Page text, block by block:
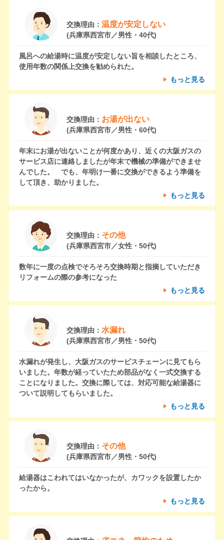
交換理由： 温度が安定しない
(兵庫県西宮市／男性・40代)
風呂への給湯時に温度が安定しない旨を相談したところ、
使用年数の関係上交換を勧められた。
もっと見る
交換理由： お湯が出ない
(兵庫県西宮市／男性・60代)
年末にお湯が出ないことが何度かあり、近くの大阪ガスの
サービス店に連絡しましたが年末で機械の準備ができませ
んでした。 でも、年明け一番に交換ができるよう準備を
して頂き、助かりました。
もっと見る
交換理由： その他
(兵庫県西宮市／女性・50代)
数年に一度の点検でそろそろ交換時期と指摘していただき
リフォームの際の参考になった
もっと見る
交換理由： 水漏れ
(兵庫県西宮市／男性・50代)
水漏れが発生し、大阪ガスのサービスチェーンに見てもら
いました。年数が経っていたため部品がなく一式交換する
ことになりました。交換に際しては、対応可能な給湯器に
ついて説明してもらいました。
もっと見る
交換理由： その他
(兵庫県西宮市／男性・50代)
給湯器はこわれてはいなかったが、カワックを設置したか
ったから。
もっと見る